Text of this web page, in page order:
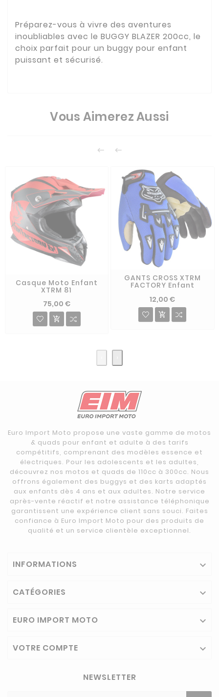
Préparez-vous à vivre des aventures
inoubliables avec le BUGGY BLAZER 200cc, le
choix parfait pour un buggy pour enfant
puissant et sécurisé.
Vous Aimerez Aussi
 
Casque Moto Enfant
XTRM 81
75,00 €

GANTS CROSS XTRM
FACTORY Enfant
12,00 €

Euro Import Moto propose une vaste gamme de motos
& quads pour enfant et adulte à des tarifs
compétitifs, comprenant des modèles essence et
électriques. Pour les adolescents et les adultes,
découvrez nos motos et quads de 110cc à 300cc. Nous
offrons également des buggys et des karts adaptés
aux enfants dès 4 ans et aux adultes. Notre service
après-vente réactif et notre assistance téléphonique
garantissent une expérience client sans souci. Faites
confiance à Euro Import Moto pour des produits de
qualité et un service clientèle exceptionnel.
INFORMATIONS 
CATÉGORIES 
EURO IMPORT MOTO 
VOTRE COMPTE 
NEWSLETTER